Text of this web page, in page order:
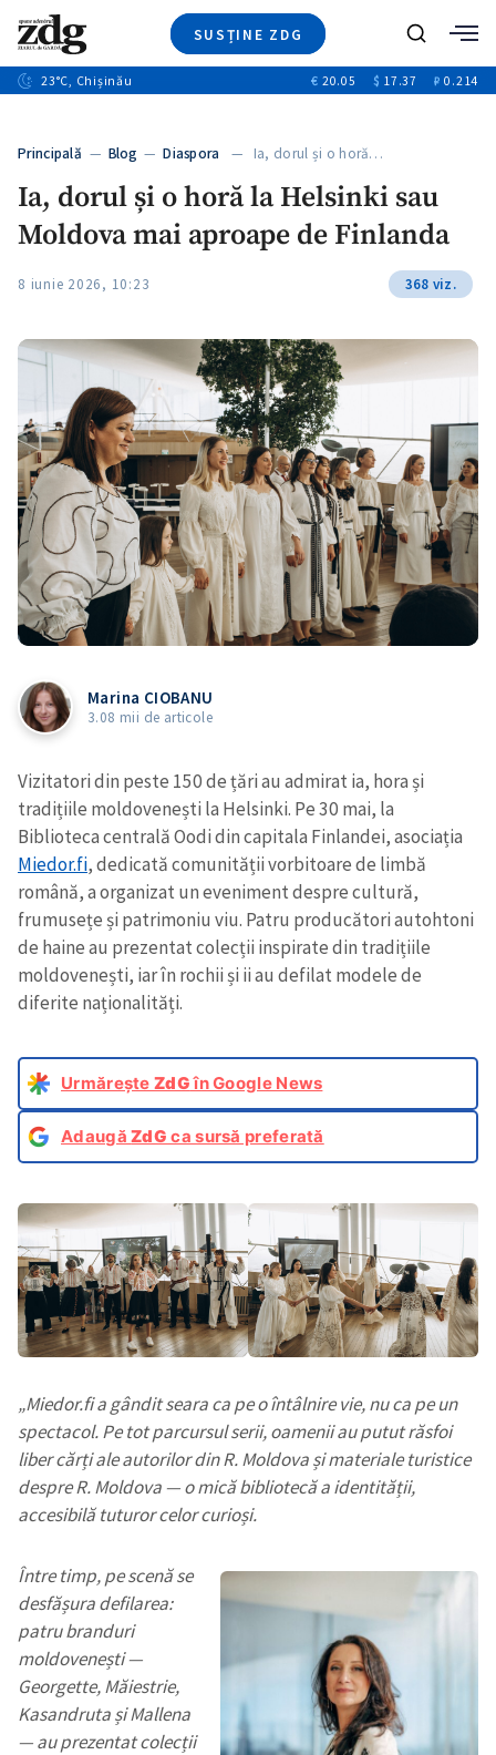
SUSȚINE ZDG
Ştiri
+6
Special
+1
+1
Blog
+2
Caută
23°C, Chișinău € 20.05 $ 17.37 ₽ 0.214
Principală — Blog —Diaspora — Ia, dorul și o horă…
Ia, dorul și o horă la Helsinki sau
Moldova mai aproape de Finlanda
8 iunie 2026, 10:23 368 viz.
Marina CIOBANU
3.08 mii de articole
Vizitatori din peste 150 de țări au admirat ia, hora și
tradițiile moldovenești la Helsinki. Pe 30 mai, la
Biblioteca centrală Oodi din capitala Finlandei, asociația
Miedor.fi, dedicată comunității vorbitoare de limbă
română, a organizat un eveniment despre cultură,
frumusețe și patrimoniu viu. Patru producători autohtoni
de haine au prezentat colecții inspirate din tradițiile
moldovenești, iar în rochii și ii au defilat modele de
diferite naționalități.
Urmărește ZdGîn Google News
AdaugăZdG ca sursă preferată
„Miedor.fi a gândit seara ca pe o întâlnire vie, nu ca pe un
spectacol. Pe tot parcursul serii, oamenii au putut răsfoi
liber cărți ale autorilor din R. Moldova și materiale turistice
despre R. Moldova — o mică bibliotecă a identității,
accesibilă tuturor celor curioși.
Între timp, pe scenă se
desfășura defilarea:
patru branduri
moldovenești —
Georgette, Măiestrie,
Kasandruta și Mallena
— au prezentat colecții